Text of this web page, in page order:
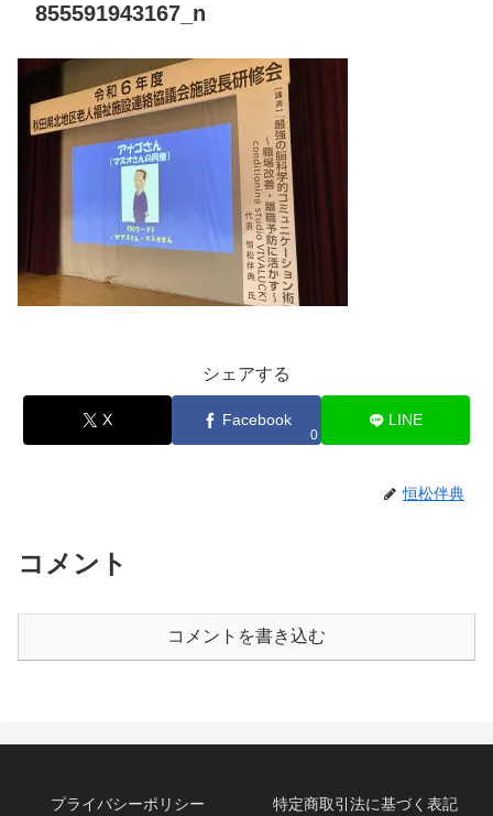
855591943167_n
シェアする
X Facebook
0
LINE
恒松伴典
コメント
コメントを書き込む
プライバシーポリシー 特定商取引法に基づく表記